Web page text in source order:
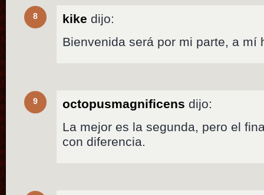
8 kike dijo:
Bienvenida será por mi parte, a mí
9 octopusmagnificens dijo:
La mejor es la segunda, pero el
con diferencia.